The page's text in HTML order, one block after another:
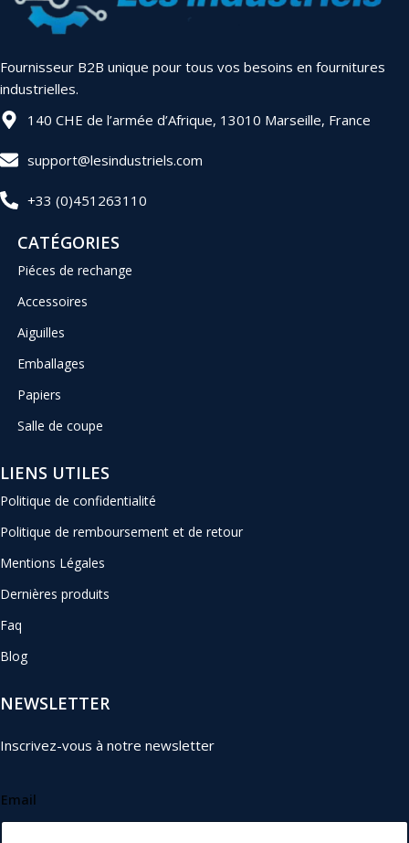
Fournisseur B2B unique pour tous vos besoins en fournitures
industrielles.
140 CHE de l’armée d’Afrique, 13010 Marseille, France
support@lesindustriels.com
+33 (0)451263110
CATÉGORIES
Piéces de rechange
Accessoires
Aiguilles
Emballages
Papiers
Salle de coupe
LIENS UTILES
Politique de confidentialité
Politique de remboursement et de retour
Mentions Légales
Dernières produits
Faq
Blog
NEWSLETTER
Inscrivez-vous à notre newsletter
Email